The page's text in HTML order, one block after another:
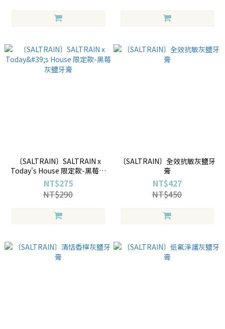
〔SALTRAIN〕SALTRAIN x
Today's House 限定款-黑莓灰
鹽牙膏
NT$275
NT$290
〔SALTRAIN〕全效抗敏灰鹽牙
膏
NT$427
NT$450